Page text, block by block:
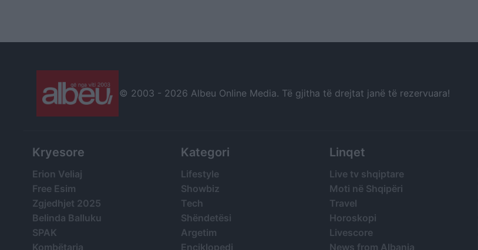
© 2003 - 2026 Albeu Online Media. Të gjitha të drejtat janë të rezervuara!
Kryesore
Erion Veliaj
Free Esim
Zgjedhjet 2025
Belinda Balluku
SPAK
Kombëtarja
Kategori
Lifestyle
Showbiz
Tech
Shëndetësi
Argetim
Enciklopedi
Linqet
Live tv shqiptare
Moti në Shqipëri
Travel
Horoskopi
Livescore
News from Albania